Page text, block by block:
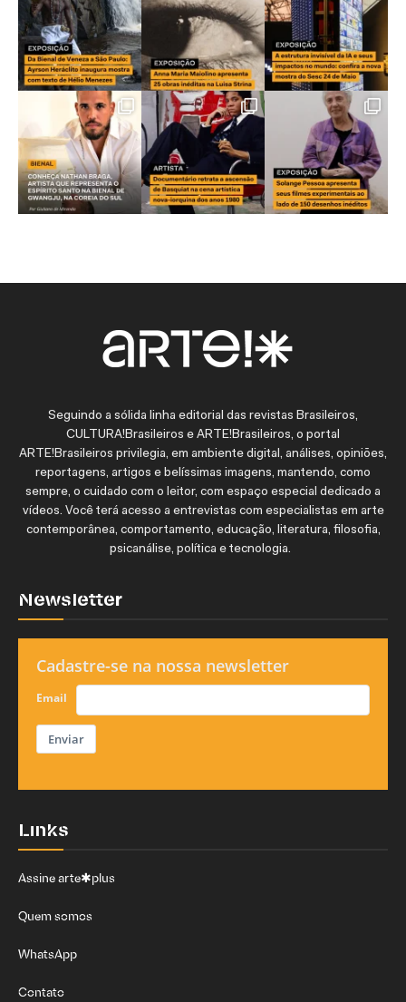
Seguindo a sólida linha editorial das revistas Brasileiros,
CULTURA!Brasileiros e ARTE!Brasileiros, o portal
ARTE!Brasileiros privilegia, em ambiente digital, análises, opiniões,
reportagens, artigos e belíssimas imagens, mantendo, como
sempre, o cuidado com o leitor, com espaço especial dedicado a
vídeos. Você terá acesso a entrevistas com especialistas em arte
contemporânea, comportamento, educação, literatura, filosofia,
psicanálise, política e tecnologia.
Newsletter
Cadastre-se na nossa newsletter
Email
Enviar
Links
Assine arte✱plus
Quem somos
WhatsApp
Contato